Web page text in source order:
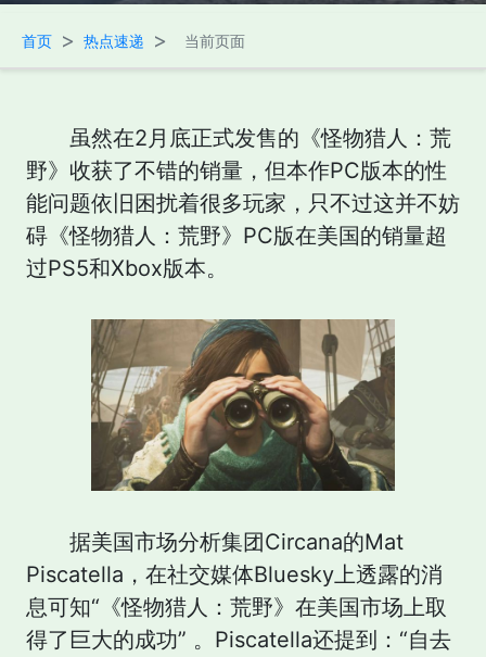
首页 > 热点速递 > 当前页面
虽然在2月底正式发售的《怪物猎人：荒
野》收获了不错的销量，但本作PC版本的性
能问题依旧困扰着很多玩家，只不过这并不妨
碍《怪物猎人：荒野》PC版在美国的销量超
过PS5和Xbox版本。
据美国市场分析集团Circana的Mat
Piscatella，在社交媒体Bluesky上透露的消
息可知“《怪物猎人：荒野》在美国市场上取
得了巨大的成功” 。Piscatella还提到：“自去